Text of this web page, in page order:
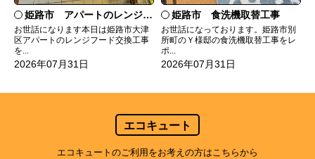
姫路市 アパートのレンジフード交換
お世話になります本日は姫路市大津
区アパートのレンジフード交換工事
を...
2026年07月31日
姫路市 食洗機取替工事
お世話になっております。姫路市別
所町のＹ様邸の食洗機取替工事をレ
ポ...
2026年07月31日
エコキュート
エコキュートのご利用をお考えの方はこちらから